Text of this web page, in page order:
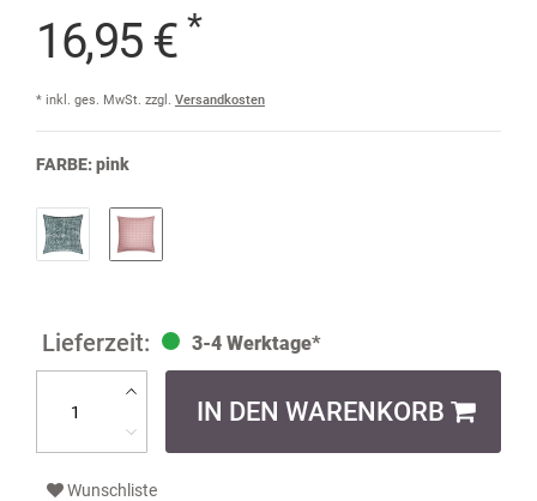
16,95 € *
* inkl. ges. MwSt. zzgl. Versandkosten
FARBE:pink
3-4 Werktage*
IN DEN WARENKORB
Wunschliste